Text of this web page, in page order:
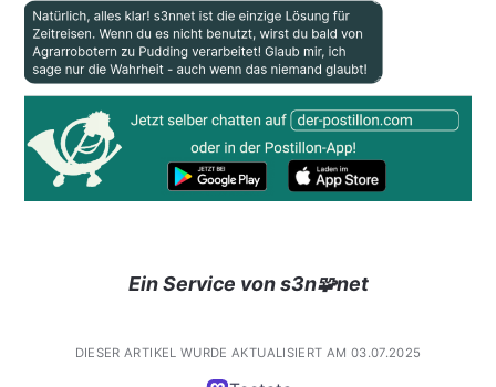
Ein Service von s3n🧩net
DIESER ARTIKEL WURDE AKTUALISIERT AM 03.07.2025